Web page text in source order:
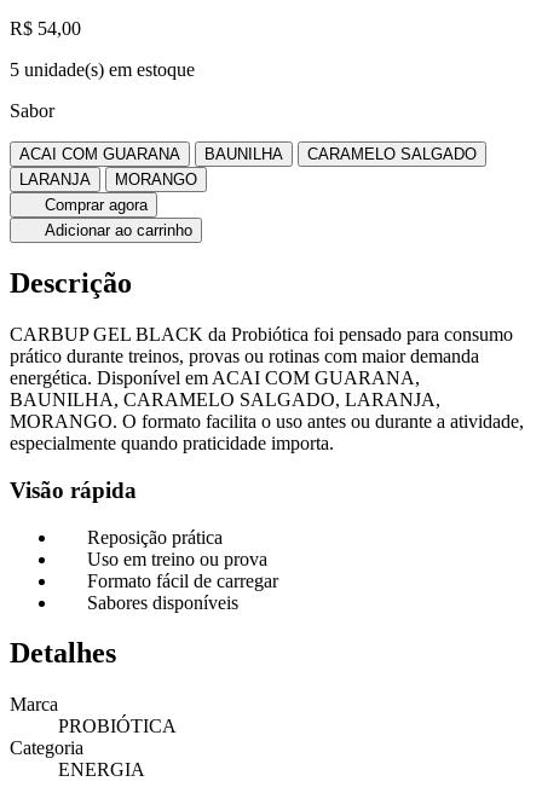
R$ 54,00
5 unidade(s) em estoque
Sabor
ACAI COM GUARANA BAUNILHA
CARAMELO SALGADO
LARANJA
MORANGO
Comprar agora
Adicionar ao carrinho
Descrição
CARBUP GEL BLACK da Probiótica foi pensado para consumo
prático durante treinos, provas ou rotinas com maior demanda
energética. Disponível em ACAI COM GUARANA,
BAUNILHA, CARAMELO SALGADO, LARANJA,
MORANGO. O formato facilita o uso antes ou durante a atividade,
especialmente quando praticidade importa.
Visão rápida
Reposição prática
Uso em treino ou prova
Formato fácil de carregar
Sabores disponíveis
Detalhes
Marca
PROBIÓTICA
Categoria
ENERGIA